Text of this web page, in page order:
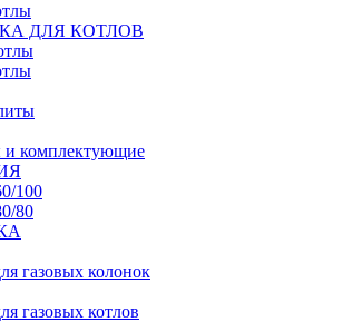
ДЛЯ КОТЛОВ
комплектующие
100
80
газовых колонок
газовых котлов